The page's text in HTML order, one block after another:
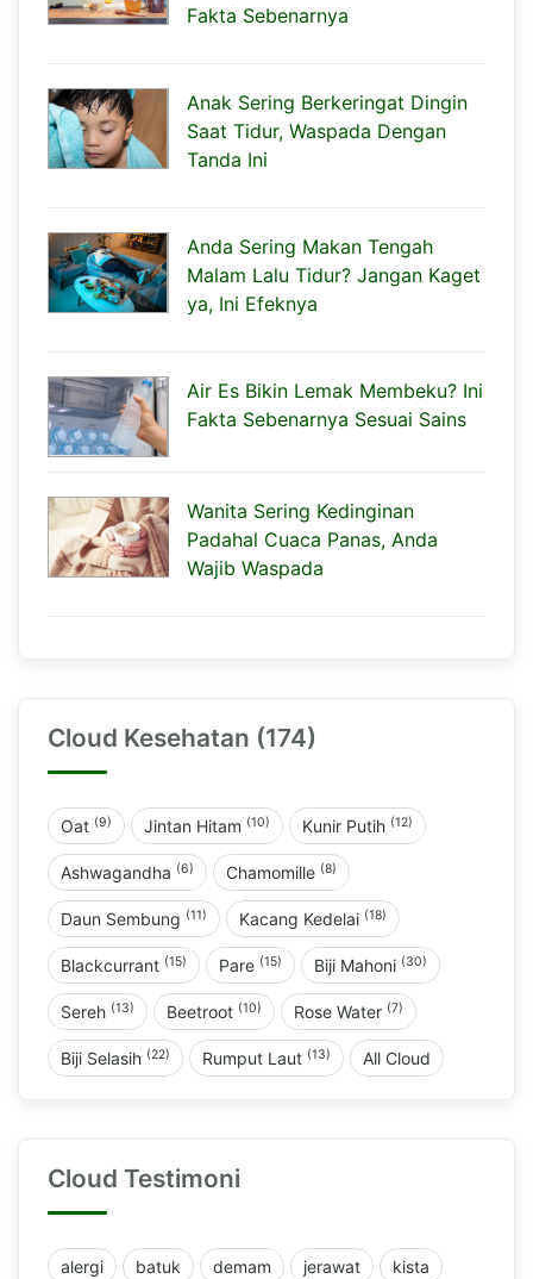
Fakta Sebenarnya
Anak Sering Berkeringat Dingin
Saat Tidur, Waspada Dengan
Tanda Ini
Anda Sering Makan Tengah
Malam Lalu Tidur? Jangan Kaget
ya, Ini Efeknya
Air Es Bikin Lemak Membeku? Ini
Fakta Sebenarnya Sesuai Sains
Wanita Sering Kedinginan
Padahal Cuaca Panas, Anda
Wajib Waspada
Cloud Kesehatan (174)
Oat (9) Jintan Hitam (10) Kunir Putih (12)
Ashwagandha (6) Chamomille (8)
Daun Sembung (11) Kacang Kedelai (18)
Blackcurrant (15) Pare (15) Biji Mahoni (30)
Sereh (13) Beetroot (10) Rose Water (7)
Biji Selasih (22) Rumput Laut (13) All Cloud
Cloud Testimoni
alergi batuk demam jerawat kista